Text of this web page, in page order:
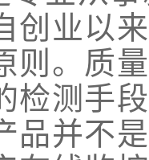
创业以
则。质
检测手
品并不